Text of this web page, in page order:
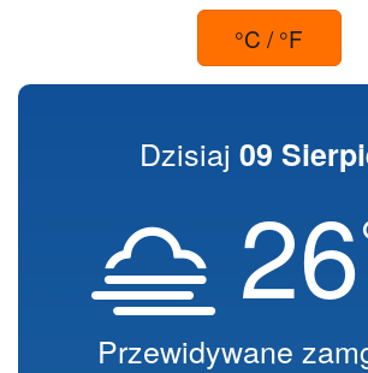
°C / °F
Dzisiaj 09
26
Przewidywane